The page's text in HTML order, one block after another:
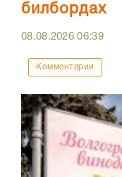
билбордах
08.08.202606:39
Комментарии